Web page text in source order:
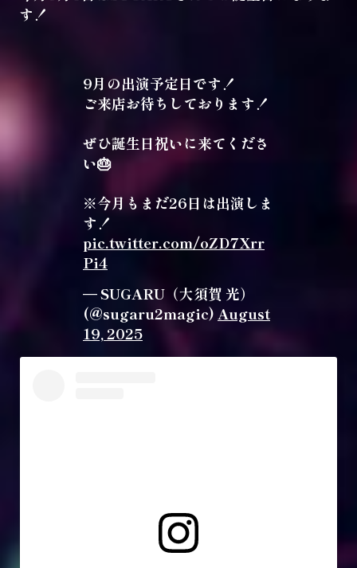
す！
9月の出演予定日です！
ご来店お待ちしております！
ぜひ誕生日祝いに来てくださ
い🎂
※今月もまだ26日は出演しま
す！
pic.twitter.com/oZD7Xrr
Pi4
— SUGARU（大須賀 光）
(@sugaru2magic) August
19, 2025